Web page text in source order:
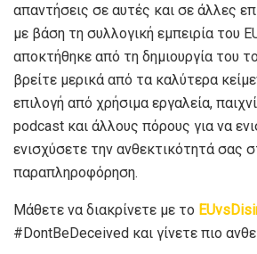
απαντήσεις σε αυτές και σε άλλες
με βάση τη συλλογική εμπειρία του
αποκτήθηκε από τη δημιουργία του
βρείτε μερικά από τα καλύτερα
επιλογή από χρήσιμα εργαλεία,
podcast και άλλους πόρους για να
ενισχύσετε την ανθεκτικότητά σας
παραπληροφόρηση.
Μάθετε να διακρίνετε με το
#DontBeDeceived και γίνετε πιο